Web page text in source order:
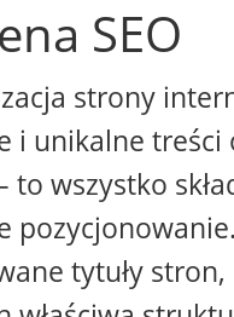
SEO
strony
i unikalne treści
to wszystko
pozycjonowanie.
tytuły